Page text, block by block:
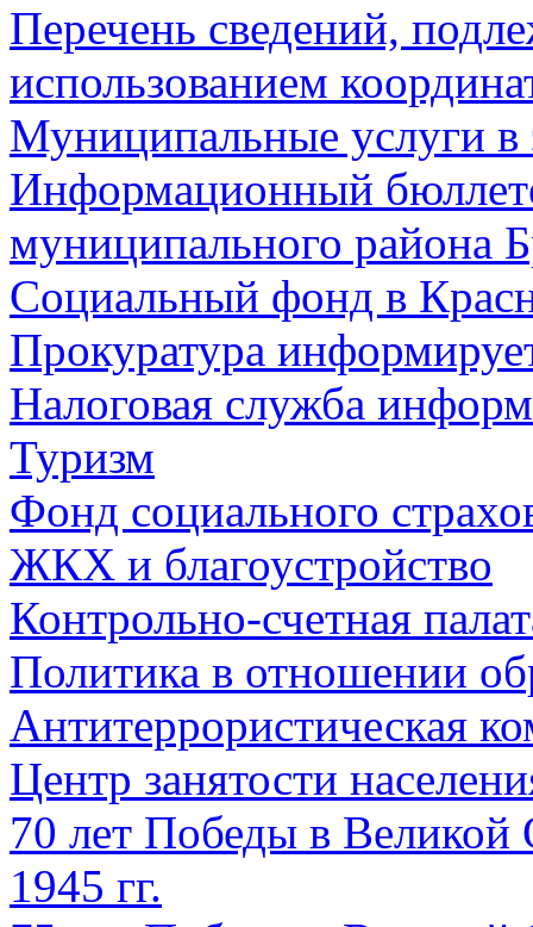
Перечень сведений,
использованием
Муниципальные услуги в
Информационный
муниципального района
Социальный фонд в
Прокуратура
Налоговая служба
Туризм
Фонд социального
ЖКХ и благоустройство
Контрольно-счетная
Политика в отношении
Антитеррористическая
Центр занятости
70 лет Победы в Великой
1945 гг.